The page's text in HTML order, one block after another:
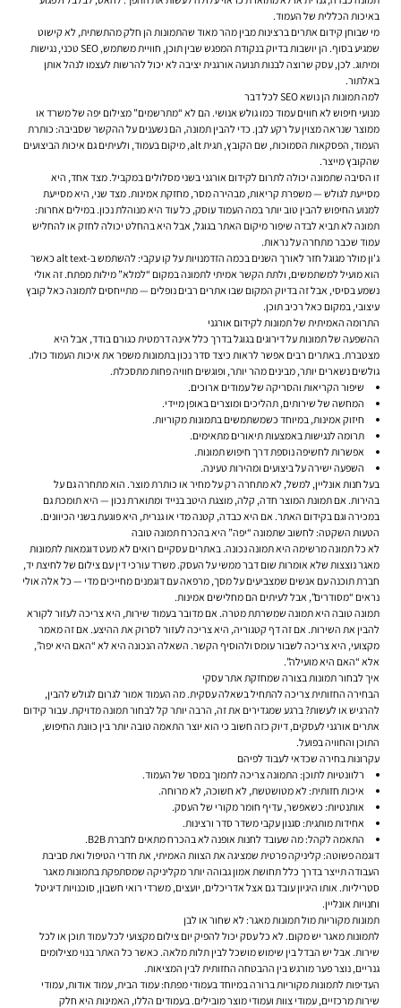
באיכות הכללית של העמוד.
מי שבוחן קידום אתרים ברצינות מבין מהר מאוד שהתמונות הן חלק מהתשתית, לא קישוט
שמגיע בסוף. הן יושבות בדיוק בנקודת המפגש שבין תוכן, חוויית משתמש, SEO טכני, נגישות
ומיתוג. לכן, עסק שרוצה לבנות תנועה אורגנית יציבה לא יכול להרשות לעצמו לנהל אותן
באלתור.
למה תמונות הן נושא SEO לכל דבר
מנועי חיפוש לא חווים עמוד כמו גולש אנושי. הם לא “מתרשמים” מצילום יפה של משרד או
ממוצר שנראה מצוין על רקע לבן. כדי להבין תמונה, הם נשענים על ההקשר שסביבה: כותרת
העמוד, הפסקאות הסמוכות, שם הקובץ, תגית alt, מיקום בעמוד, ולעיתים גם איכות הביצועים
שהקובץ מייצר.
זו הסיבה שתמונה יכולה לתרום לקידום אורגני בשני מסלולים במקביל. מצד אחד, היא
מסייעת לגולש — משפרת קריאות, מבהירה מסר, מחזקת אמינות. מצד שני, היא מסייעת
למנוע החיפוש להבין טוב יותר במה העמוד עוסק, כל עוד היא מנוהלת נכון. במילים אחרות:
תמונה לא תביא לבדה שיפור מיקום האתר בגוגל, אבל היא בהחלט יכולה לחזק או להחליש
עמוד שכבר מתחרה על נראות.
ג'ון מולר מגוגל חזר לאורך השנים בכמה הזדמנויות על קו עקבי: להשתמש ב-alt text כאשר
הוא מועיל למשתמשים, ולתת הקשר אמיתי לתמונה במקום “למלא” מילות מפתח. זה אולי
נשמע בסיסי, אבל זה בדיוק המקום שבו אתרים רבים נופלים — מתייחסים לתמונה כאל קובץ
עיצובי, במקום כאל רכיב תוכן.
התרומה האמיתית של תמונות לקידום אורגני
ההשפעה של תמונות על דירוגים בגוגל בדרך כלל אינה דרמטית כגורם בודד, אבל היא
מצטברת. באתרים רבים אפשר לראות כיצד סדר נכון בתמונות משפר את איכות העמוד כולו.
גולשים נשארים יותר, מבינים מהר יותר, ופוגשים חוויה פחות מתסכלת.
שיפור הקריאות והסריקה של עמודים ארוכים.
המחשה של שירותים, תהליכים ומוצרים באופן מיידי.
חיזוק אמינות, במיוחד כשמשתמשים בתמונות מקוריות.
תרומה לנגישות באמצעות תיאורים מתאימים.
אפשרות לחשיפה נוספת דרך חיפוש תמונות.
השפעה ישירה על ביצועים ומהירות טעינה.
בעל חנות אונליין, למשל, לא מתחרה רק על מחיר או כותרת מוצר. הוא מתחרה גם על
בהירות. אם תמונת המוצר חדה, קלה, מוצגת היטב בנייד ומתוארת נכון — היא תומכת גם
במכירה וגם בקידום האתר. אם היא כבדה, קטנה מדי או גנרית, היא פוגעת בשני הכיוונים.
הטעות השקטה: לחשוב שתמונה “יפה” היא בהכרח תמונה טובה
לא כל תמונה מרשימה היא תמונה נכונה. באתרים עסקיים רואים לא מעט דוגמאות לתמונות
מאגר נוצצות שלא אומרות שום דבר ממשי על העסק. משרד עורכי דין עם צילום של לחיצת יד,
חברת תוכנה עם אנשים שמצביעים על מסך, מרפאה עם דוגמנים מחייכים מדי — כל אלה אולי
נראים “מסודרים”, אבל לעיתים הם מחלישים אמינות.
תמונה טובה היא תמונה שמשרתת מטרה. אם מדובר בעמוד שירות, היא צריכה לעזור לקורא
להבין את השירות. אם זה דף קטגוריה, היא צריכה לעזור לסרוק את ההיצע. אם זה מאמר
מקצועי, היא צריכה לשבור עומס ולהוסיף הקשר. השאלה הנכונה היא לא “האם היא יפה”,
אלא “האם היא מועילה”.
איך לבחור תמונות בצורה שמחזקת אתר עסקי
הבחירה החזותית צריכה להתחיל בשאלה עסקית. מה העמוד אמור לגרום לגולש להבין,
להרגיש או לעשות? ברגע שמגדירים את זה, הרבה יותר קל לבחור תמונה מדויקת. עבור קידום
אתרים אורגני לעסקים, דיוק כזה חשוב כי הוא יוצר התאמה טובה יותר בין כוונת החיפוש,
התוכן והחוויה בפועל.
עקרונות בחירה שכדאי לעבוד לפיהם
רלוונטיות לתוכן: התמונה צריכה לתמוך במסר של העמוד.
איכות חזותית:לא מטושטשת, לא חשוכה, לא מרוחה.
אותנטיות: כשאפשר, עדיף חומר מקורי של העסק.
אחידות מותגית:סגנון עקבי משדר סדר ורצינות.
התאמה לקהל:מה שעובד לחנות אופנה לא בהכרח מתאים לחברת B2B.
דוגמה פשוטה: קליניקה פרטית שמציגה את הצוות האמיתי, את חדרי הטיפול ואת סביבת
העבודה תייצר בדרך כלל תחושת אמון גבוהה יותר מקליניקה שמסתפקת בתמונות מאגר
סטריליות. אותו היגיון עובד גם אצל אדריכלים, יועצים, משרדי רואי חשבון, סוכנויות דיגיטל
וחנויות אונליין.
תמונות מקוריות מול תמונות מאגר: לא שחור או לבן
לתמונות מאגר יש מקום. לא כל עסק יכול להפיק יום צילום מקצועי לכל עמוד תוכן או לכל
שירות. אבל יש הבדל בין שימוש מושכל לבין תלות מלאה. כאשר כל האתר בנוי מצילומים
גנריים, נוצר פער מורגש בין ההבטחה החזותית לבין המציאות.
העדיפות לתמונות מקוריות ברורה במיוחד בעמודי מפתח: עמוד הבית, עמוד אודות, עמודי
שירות מרכזיים, עמודי צוות ועמודי מוצר מובילים. בעמודים הללו, האמינות היא חלק